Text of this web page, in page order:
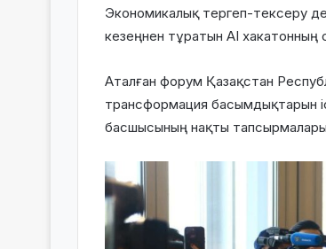
Экономикалық тергеп-тексеру
кезеңнен тұратын AI
Аталған форум Қазақстан
трансформация басымдықтарын
басшысының нақты